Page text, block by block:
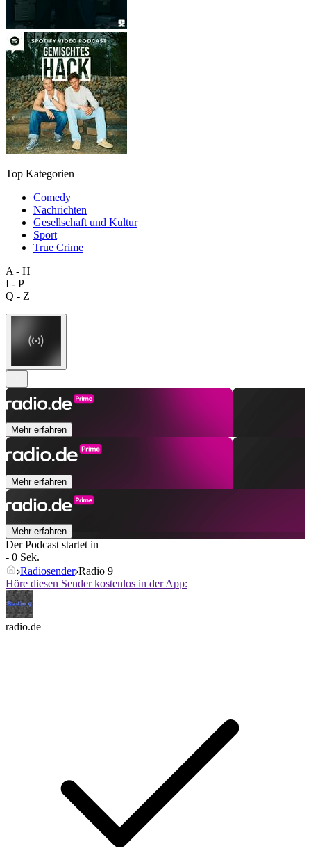
Top Kategorien
Comedy
Nachrichten
Gesellschaft und Kultur
Sport
True Crime
A - H
I - P
Q - Z
Mehr erfahren
Mehr erfahren
Mehr erfahren
Der Podcast startet in
- 0 Sek.
Radiosender Radio 9
Höre diesen Sender kostenlos in der App:
radio.de